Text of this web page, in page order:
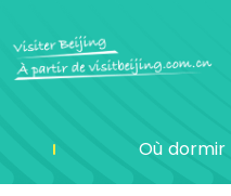
Où dormir